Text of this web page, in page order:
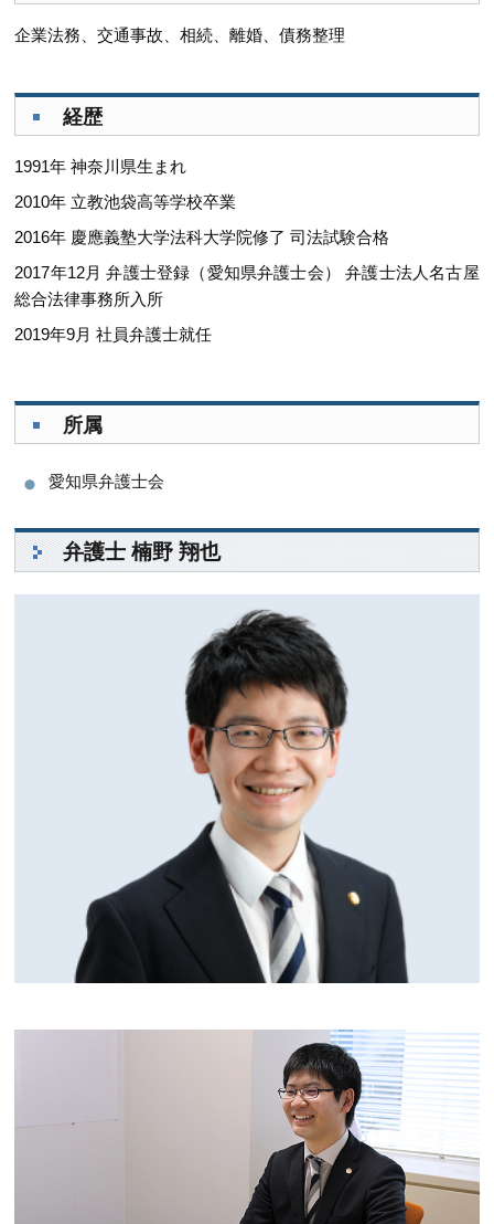
企業法務、交通事故、相続、離婚、債務整理
経歴
1991年 神奈川県生まれ
2010年 立教池袋高等学校卒業
2016年 慶應義塾大学法科大学院修了 司法試験合格
2017年12月 弁護士登録（愛知県弁護士会） 弁護士法人名古屋
総合法律事務所入所
2019年9月 社員弁護士就任
所属
愛知県弁護士会
弁護士 楠野 翔也